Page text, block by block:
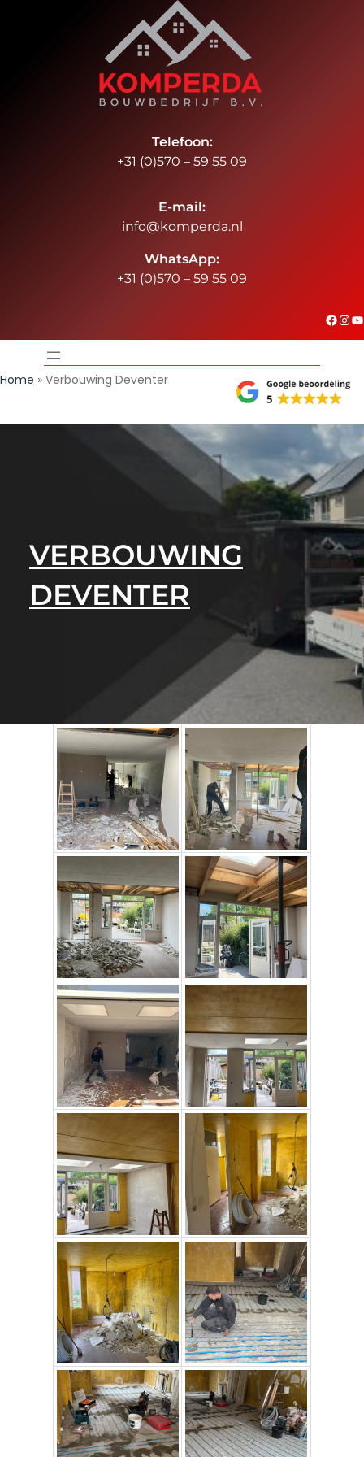
Telefoon:
+31 (0)570 – 59 55 09
E-mail:
info@komperda.nl
WhatsApp:
+31 (0)570 – 59 55 09
# InstagramYouTube
Home » Verbouwing Deventer
VERBOUWING
DEVENTER